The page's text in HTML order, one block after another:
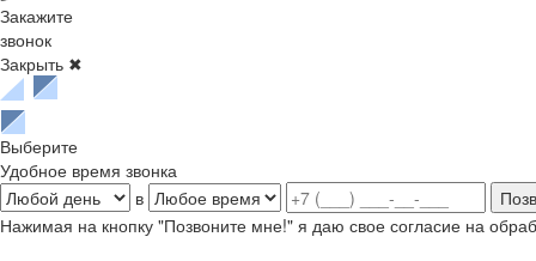
Закажите
звонок
Закрыть ✖
Выберите
Удобное время звонка
в
Нажимая на кнопку "Позвоните мне!" я даю свое согласие на